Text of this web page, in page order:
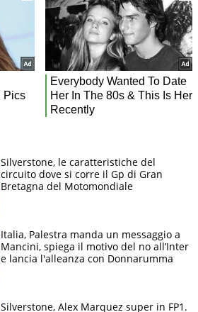
Silverstone, le caratteristiche del
circuito dove si corre il Gp di Gran
Bretagna del Motomondiale
Italia, Palestra manda un messaggio a
Mancini, spiega il motivo del no all’Inter
e lancia l'alleanza con Donnarumma
Silverstone, Alex Marquez super in FP1.